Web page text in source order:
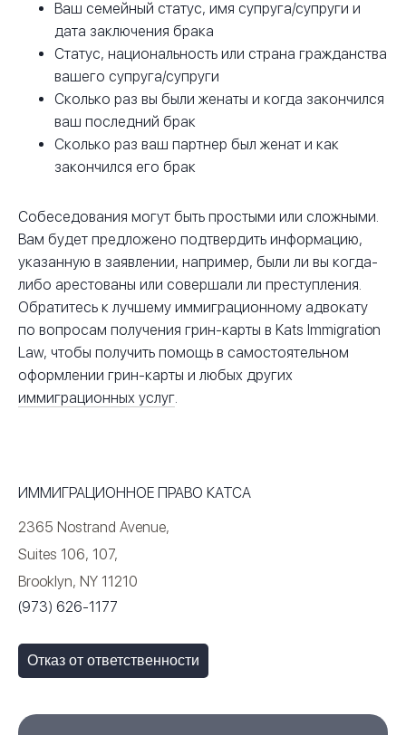
Ваш семейный статус, имя супруга/супруги и
дата заключения брака
Статус, национальность или страна гражданства
вашего супруга/супруги
Сколько раз вы были женаты и когда закончился
ваш последний брак
Сколько раз ваш партнер был женат и как
закончился его брак
Собеседования могут быть простыми или сложными.
Вам будет предложено подтвердить информацию,
указанную в заявлении, например, были ли вы когда-
либо арестованы или совершали ли преступления.
Обратитесь к лучшему иммиграционному адвокату
по вопросам получения грин-карты в Kats Immigration
Law, чтобы получить помощь в самостоятельном
оформлении грин-карты и любых других
иммиграционных услуг.
ИММИГРАЦИОННОЕ ПРАВО КАТСА
2365 Nostrand Avenue,
Suites 106, 107,
Brooklyn, NY 11210
(973) 626-1177
Отказ от ответственности